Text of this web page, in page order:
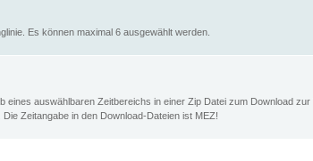
Es können maximal 6 ausgewählt werden.
eines auswählbaren Zeitbereichs in einer Zip Datei zum Download zur
Zeitangabe in den Download-Dateien ist MEZ!